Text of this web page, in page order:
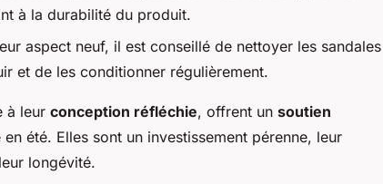
à la durabilité du produit.
aspect neuf, il est conseillé de nettoyer les sandales
et de les conditionner régulièrement.
à leur conception réfléchie, offrent un soutien
été. Elles sont un investissement pérenne, leur
longévité.